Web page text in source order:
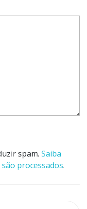
spam. Saiba
processados.